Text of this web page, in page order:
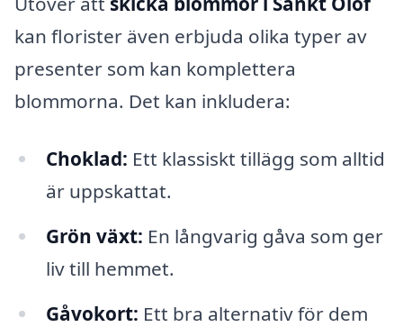
kan florister även erbjuda olika typer av
presenter som kan komplettera
blommorna. Det kan inkludera:
Choklad: Ett klassiskt tillägg som alltid
är uppskattat.
Grön växt: En långvarig gåva som ger
liv till hemmet.
Gåvokort: Ett bra alternativ för dem